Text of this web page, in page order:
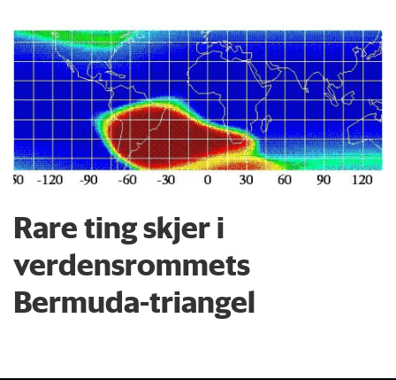
Rare ting skjer i
verdensrommets
Bermuda-triangel